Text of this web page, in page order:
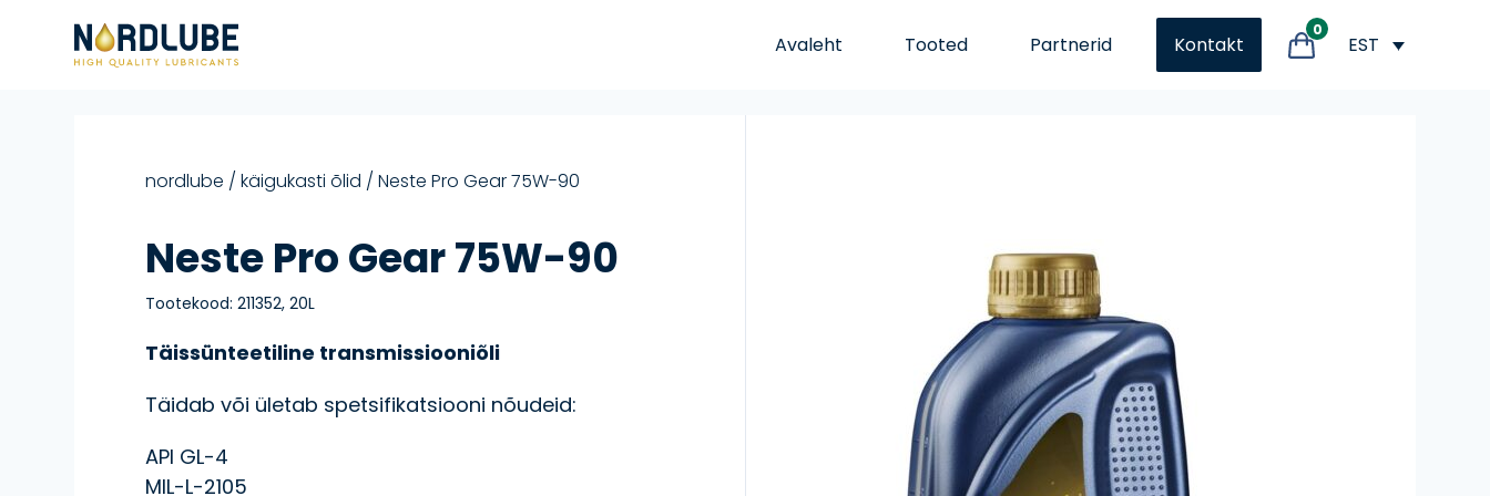
Avaleht
Tooted Partnerid Kontakt
0
EST
nordlube /käigukasti õlid / Neste Pro Gear 75W-90
Neste Pro Gear 75W-90
Tootekood:211352, 20L
Täissünteetiline transmissiooniõli
Täidab või ületab spetsifikatsiooni nõudeid:
API GL-4
MIL-L-2105